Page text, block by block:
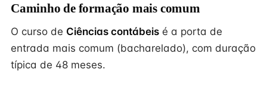
Caminho de formação mais comum
O curso de Ciências contábeis é a porta de
entrada mais comum (bacharelado), com duração
típica de 48 meses.